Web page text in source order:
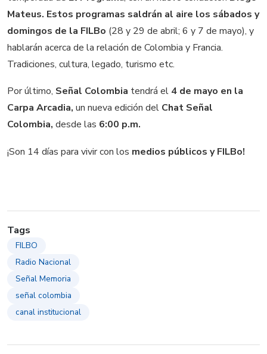
Mateus. Estos programas saldrán al aire los sábados y
domingos de la FILBo (28 y 29 de abril; 6 y 7 de mayo), y
hablarán acerca de la relación de Colombia y Francia.
Tradiciones, cultura, legado, turismo etc.
Por último, Señal Colombia tendrá el 4 de mayo en la
Carpa Arcadia, un nueva edición del Chat Señal
Colombia, desde las 6:00 p.m.
¡Son 14 días para vivir con los medios públicos y FILBo!
Tags
FILBO
Radio Nacional
Señal Memoria
señal colombia
canal institucional